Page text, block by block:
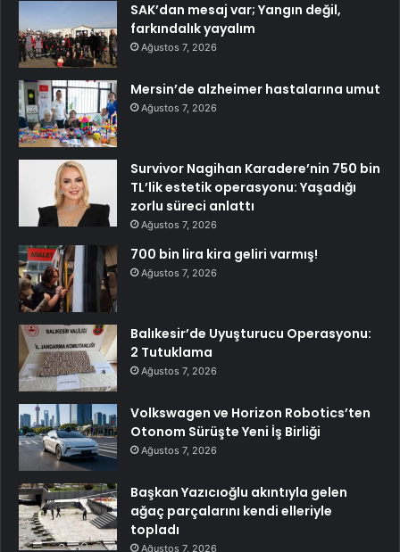
SAK’dan mesaj var; Yangın değil,
farkındalık yayalım
Ağustos 7, 2026
Mersin’de alzheimer hastalarına umut
Ağustos 7, 2026
Survivor Nagihan Karadere’nin 750 bin
TL’lik estetik operasyonu: Yaşadığı
zorlu süreci anlattı
Ağustos 7, 2026
700 bin lira kira geliri varmış!
Ağustos 7, 2026
Balıkesir’de Uyuşturucu Operasyonu:
2 Tutuklama
Ağustos 7, 2026
Volkswagen ve Horizon Robotics’ten
Otonom Sürüşte Yeni İş Birliği
Ağustos 7, 2026
Başkan Yazıcıoğlu akıntıyla gelen
ağaç parçalarını kendi elleriyle
topladı
Ağustos 7, 2026